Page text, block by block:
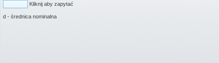
Kliknij aby zapytać
d - średnica nominalna